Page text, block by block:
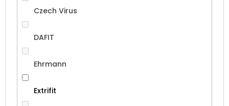
Czech Virus
DAFIT
Ehrmann
Extrifit